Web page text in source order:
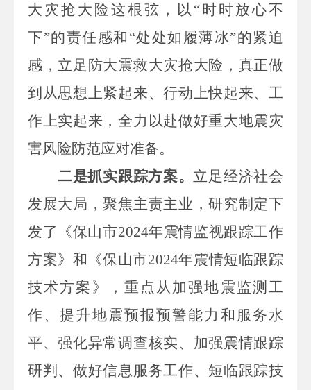
大灾抢大险这根弦，以“时时放心不
下”的责任感和“处处如履薄冰”的紧迫
感，立足防大震救大灾抢大险，真正做
到从思想上紧起来、行动上快起来、工
作上实起来，全力以赴做好重大地震灾
害风险防范应对准备。
二是抓实跟踪方案。 立足经济社会
发展大局， 聚焦主责主业，研究制定下
发了
《保山市2024年震情监视跟踪工作
方案》 和 《保山市2024年震情短临跟踪
技术方案》
，重点 从加强地震监测工
作、提升地震预报预警能力和服务水
平、强化异常调查核实、加强震情跟踪
研判、做好信息服务工作、 短临跟踪技